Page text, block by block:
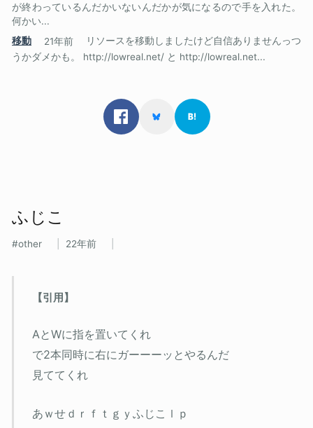
が終わっているんだかいないんだかが気になるので手を入れた。
何かい...
移動
21年前
リソースを移動しましたけど自信ありませんっつ
うかダメかも。 http://lowreal.net/ と http://lowreal.net...
ふじこ
other 22年前
AとWに指を置いてくれ
で2本同時に右にガーーーッとやるんだ
見ててくれ
あｗせｄｒｆｔｇｙふじこｌｐ